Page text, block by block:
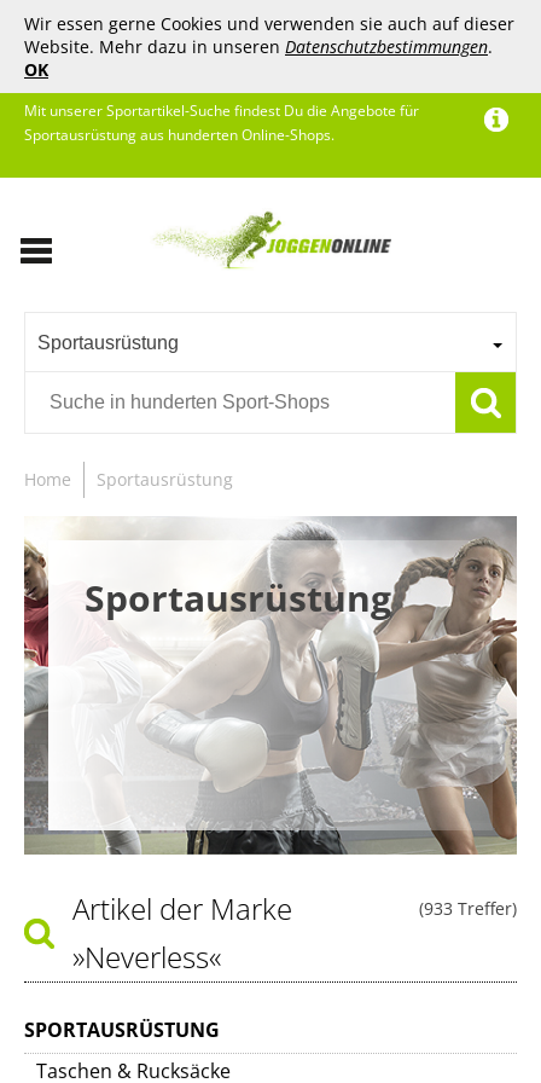
Wir essen gerne Cookies und verwenden sie auch auf dieser
Website. Mehr dazu in unseren Datenschutzbestimmungen.
OK
Mit unserer Sportartikel-Suche findest Du die Angebote für
Sportausrüstung aus hunderten Online-Shops.
Sportausrüstung
Home Sportausrüstung
Sportausrüstung
(933 Treffer)
Artikel der Marke
»Neverless«
SPORTAUSRÜSTUNG
Taschen & Rucksäcke